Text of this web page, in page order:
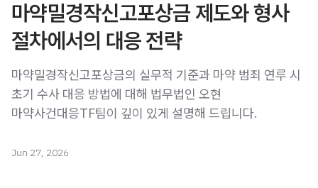
마약밀경작신고포상금 제도와 형사
절차에서의 대응 전략
마약밀경작신고포상금의 실무적 기준과 마약 범죄 연루 시
초기 수사 대응 방법에 대해 법무법인 오현
마약사건대응TF팀이 깊이 있게 설명해 드립니다.
Jun 27, 2026